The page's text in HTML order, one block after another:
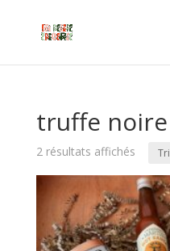
truffe noire
2 résultats affichés